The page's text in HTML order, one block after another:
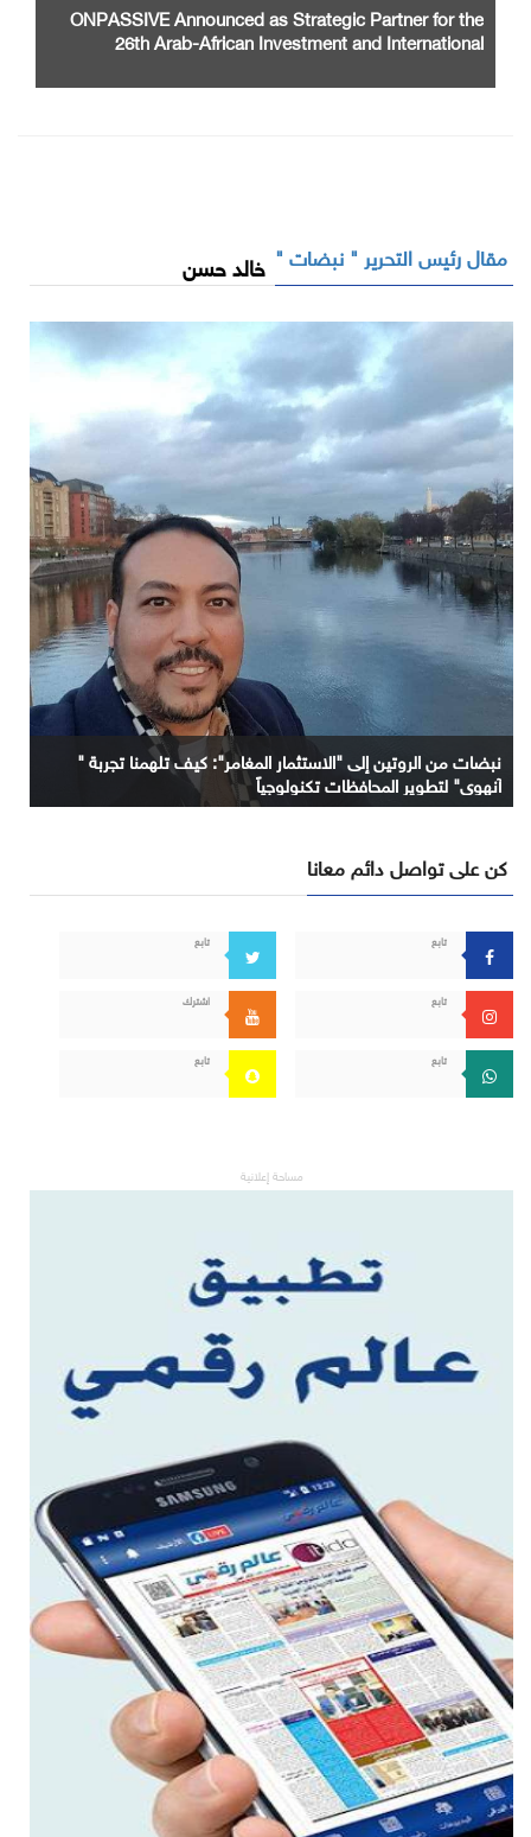
ONPASSIVE Announced as Strategic Partner for the
26th Arab-African Investment and International
مقال رئيس التحرير " نبضات " خالد حسن
نبضات من الروتين إلى "الاستثمار المغامر": كيف تلهمنا تجربة "
آنهوي" لتطوير المحافظات تكنولوجياً
كن على تواصل دائم معانا
تابع تابع
تابع اشترك
تابع تابع
مساحة إعلانية